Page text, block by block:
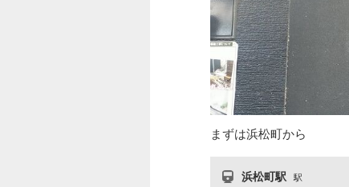
まずは浜松町から
浜松町駅 駅